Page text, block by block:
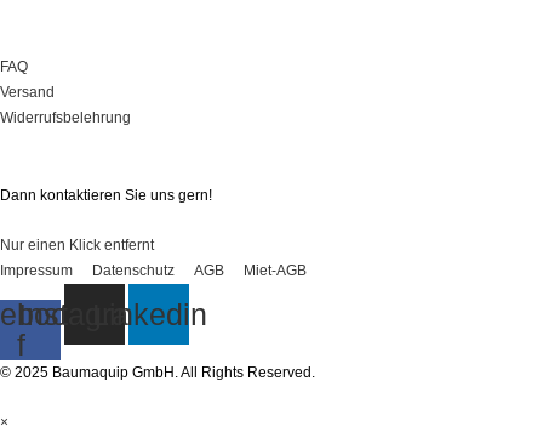
FAQ
Versand
Widerrufsbelehrung
Dann kontaktieren Sie uns gern!
Nur einen Klick entfernt
Impressum
Datenschutz AGB Miet-AGB
f
InstagramLinkedin
© 2025 Baumaquip GmbH. All Rights Reserved.
×